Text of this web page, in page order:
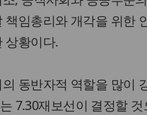
임총리와 개각을 위한
상황이다.
동반자적 역할을 많이
7.30재보선이 결정할